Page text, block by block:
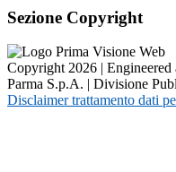
Sezione Copyright
Copyright 2026 |
Parma S.p.A. | Divisione
Disclaimer trattamento dati